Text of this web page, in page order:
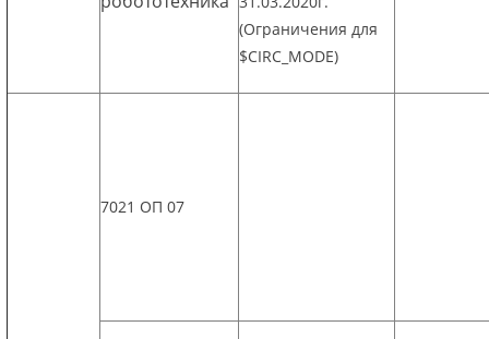
(Ограничения для
$CIRC_MODE)
7021 ОП 07